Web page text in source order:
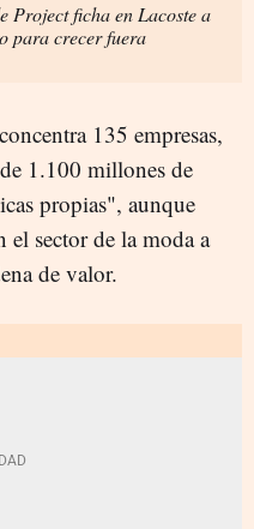
Project ficha en Lacoste a
para crecer fuera
135 empresas,
1.100 millones de
propias", aunque
el sector de la moda a
de valor.